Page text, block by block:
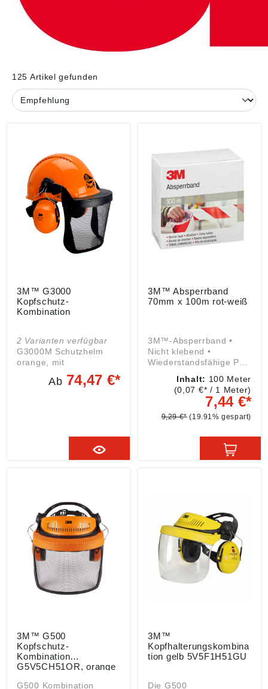
125 Artikel gefunden
3M™ G3000
Kopfschutz-
Kombination
2 Varianten verfügbar
G3000M Schutzhelm
orange, mit
Kapselgehörschutz
H31P3E und Visier 5B
geprüft. Diese
Kombination ersetzt die
Kombinationen
Ab 74,47 €*
3M™ Absperrband
70mm x 100m rot-weiß
3M™-Absperrband •
Nicht klebend •
Wiederstandsfähige PE-
Hohe Dehnfähigkeit •
Besonders reißfest •
Ideal zur Abgrenzung,
Kennzeichnung und
Hindernissen und
Angaben gemäß
41460 Neuss,
Deutschland, E-Mail:
info@mmm.com
Inhalt: 100 Meter
(0,07 €* / 1 Meter)
7,44 €*
9,29 €* (19.91% gespart)
3M™ G500
Kopfschutz-
Kombination
G5V5CH51OR, orange
G500 Kombination
3M™
Kopfhalterungskombina
tion gelb 5V5F1H51GU
Die G500